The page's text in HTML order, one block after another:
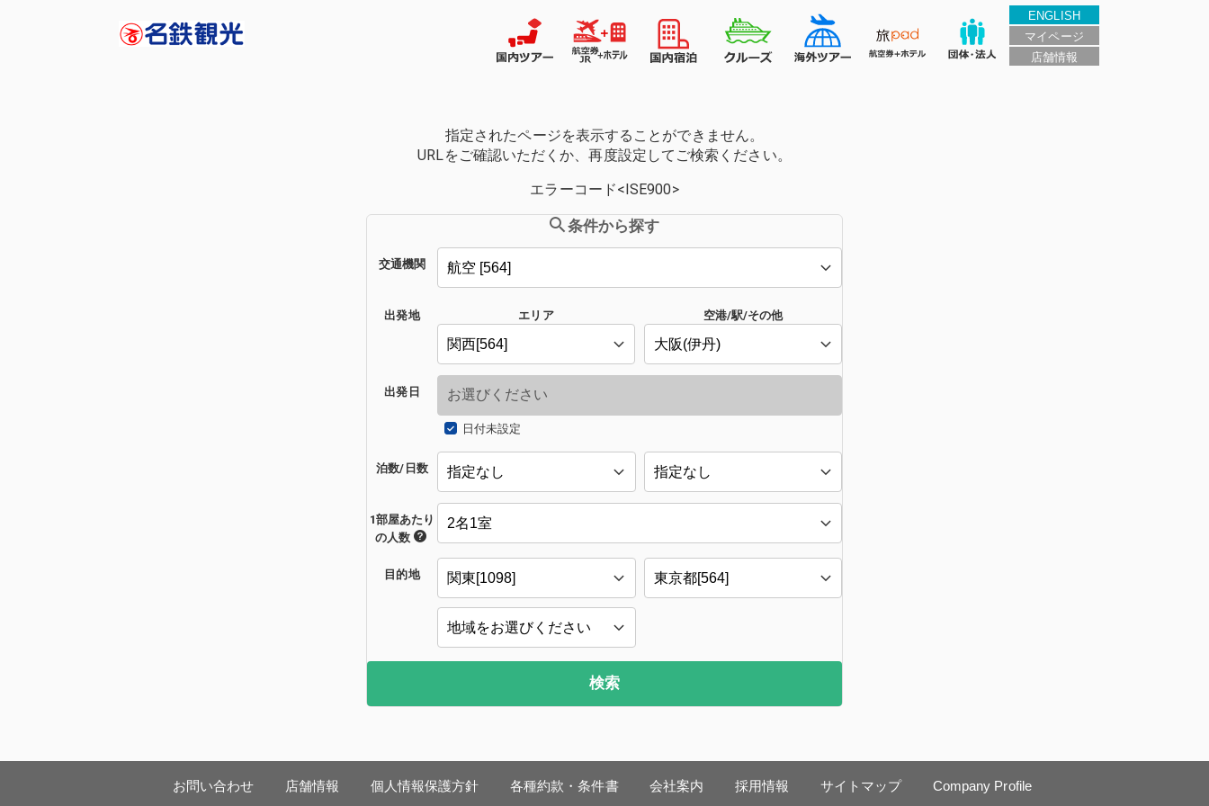
ENGLISH
マイページ
店舗情報
指定されたページを表示することができません。
URLをご確認いただくか、再度設定してご検索ください。
エラーコード<ISE900>
条件から探す
交通機関
出発地 エリア 空港/駅/その他
出発日
日付未設定
泊数/日数
1部屋あたり
の人数
目的地
検索
お問い合わせ 店舗情報 個人情報保護方針 各種約款・条件書 会社案内 採用情報 サイトマップ Company Profile